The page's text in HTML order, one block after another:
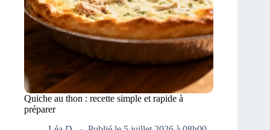
Quiche au thon : recette simple et rapide à
préparer